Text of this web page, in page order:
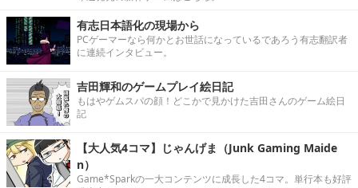
有志日本語化の現場から
PCゲーマーなら何かとお世話になっているであろう有志翻訳者
に連続インタビュー。
吉田輝和のゲームプレイ絵日記
もはやゲムスパの顔！どこかで見かけた吉田さんのゲーム絵日
記
【大人気4コマ】じゃんげま（Junk Gaming Maide
n）
Game*Sparkの一大コンテンツに成長した4コマ。単行本も好評